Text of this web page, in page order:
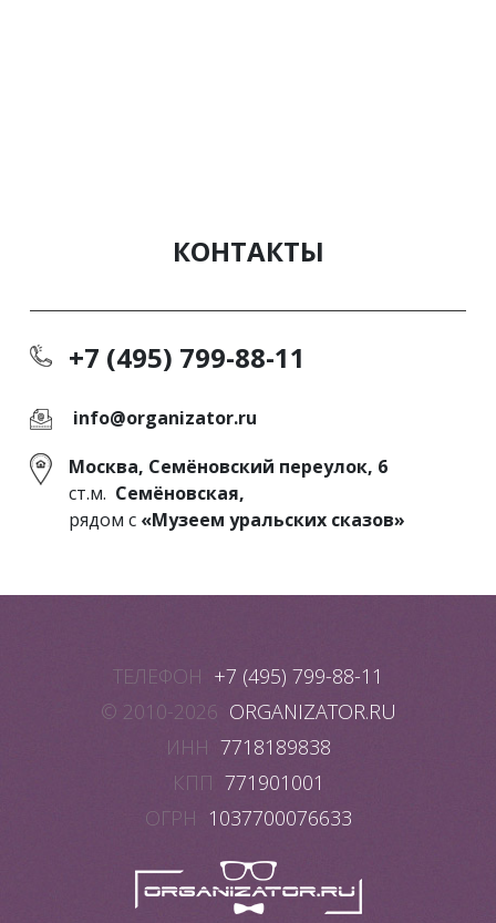
КОНТАКТЫ
+7 (495) 799-88-11
info@organizator.ru
Москва, Семёновский переулок, 6
ст.м. Семёновская,
рядом с «Музеем уральских сказов»
ТЕЛЕФОН +7 (495) 799-88-11
© 2010-2026 ORGANIZATOR.RU
ИНН 7718189838
КПП 771901001
ОГРН 1037700076633